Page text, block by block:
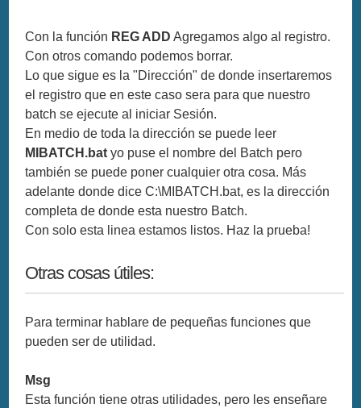
Con la función REG ADD Agregamos algo al registro.
Con otros comando podemos borrar.
Lo que sigue es la "Dirección" de donde insertaremos
el registro que en este caso sera para que nuestro
batch se ejecute al iniciar Sesión.
En medio de toda la dirección se puede leer
MIBATCH.bat yo puse el nombre del Batch pero
también se puede poner cualquier otra cosa. Más
adelante donde dice C:\MIBATCH.bat, es la dirección
completa de donde esta nuestro Batch.
Con solo esta linea estamos listos. Haz la prueba!
Otras cosas útiles:
Para terminar hablare de pequeñas funciones que
pueden ser de utilidad.
Msg
Esta función tiene otras utilidades, pero les enseñare